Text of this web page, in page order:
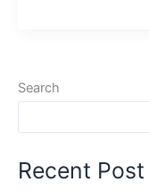
जगह
Places
Search
Recent Post